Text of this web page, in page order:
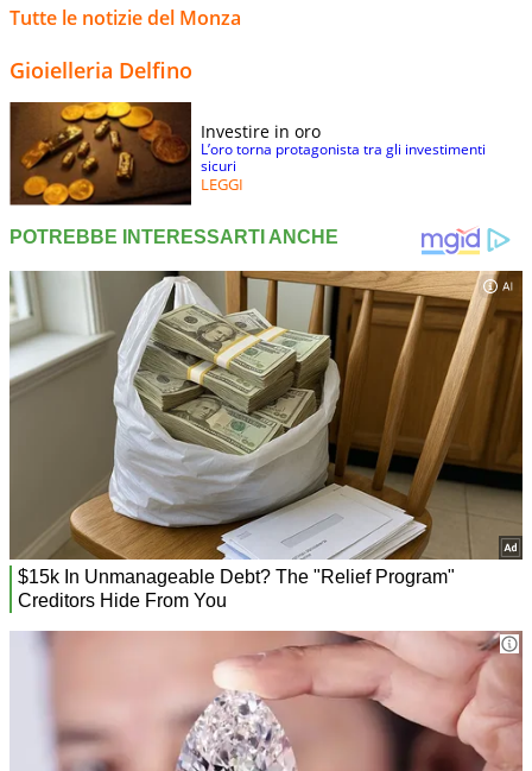
Tutte le notizie del Monza
Gioielleria Delfino
Investire in oro
L’oro torna protagonista tra gli investimenti
sicuri
LEGGI